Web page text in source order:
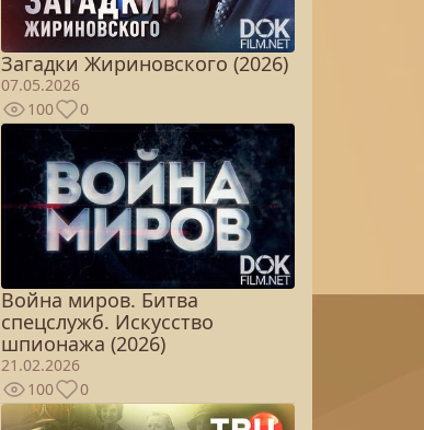
Загадки Жириновского (2026)
07.05.2026
100
0
Война миров. Битва
спецслужб. Искусство
шпионажа (2026)
21.02.2026
100
0